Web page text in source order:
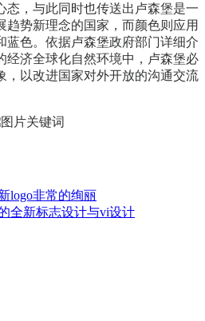
态，与此同时也传送出卢森堡是一
趋势新理念的国家，而颜色则应用
蓝色。依据卢森堡政府部门详细介
经济全球化自然环境中，卢森堡必
，以改进国家对外开放的沟通交流
logo非常的绚丽
全新标志设计与vi设计